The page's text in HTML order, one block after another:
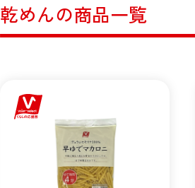
乾めんの商品一覧